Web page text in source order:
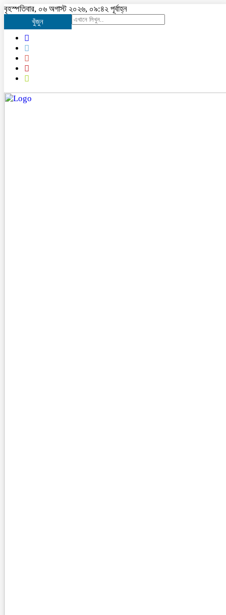
বৃহস্পতিবার, ০৬ অগাস্ট ২০২৬, ০৯:৪২ পূর্বাহ্ন
খুঁজুন